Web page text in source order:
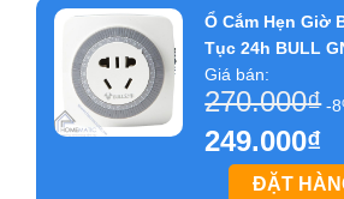
Dùng hẹn giờ tắt theo chu kỳ cho các
gia đình ví dụ bạn muốn bật máy
nóng,… vào 17h và tắt vào 18h hàng
mà không muốn phải điều chỉnh gì
Bật tắt biển hiệu, bật tắt đèn theo
Bật tắt bơm tưới tiêu, bể sục nuôi
Ổ Cắm Hẹn Giờ
Tục 24h BULL
Giá bán:
270.000₫-
249.000₫
ĐẶT